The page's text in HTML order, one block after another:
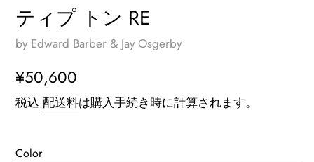
ティプ トン RE
by Edward Barber & Jay Osgerby
通
常
格
¥50,600
税込 配送料は購入手続き時に計算されます。
Color